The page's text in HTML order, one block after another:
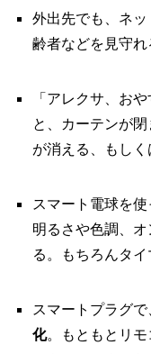
外出先でも、ネ
齢者などを見守れ
「アレクサ、お
と、カーテンが
が消える、もしく
スマート電球を使
明るさや色調、
る。もちろんタイ
スマートプラグで
化。もともとリ